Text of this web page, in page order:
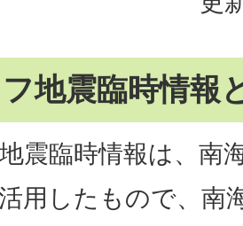
地震臨時情報
震臨時情報は、南
用したもので、南